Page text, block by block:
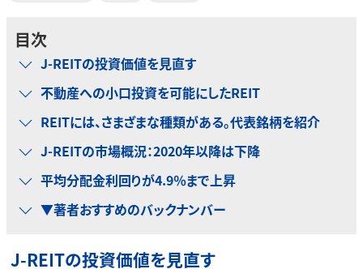
目次
J-REITの投資価値を見直す
不動産への小口投資を可能にしたREIT
REITには、さまざまな種類がある。代表銘柄を紹介
J-REITの市場概況：2020年以降は下降
平均分配金利回りが4.9％まで上昇
▼著者おすすめのバックナンバー
J-REITの投資価値を見直す